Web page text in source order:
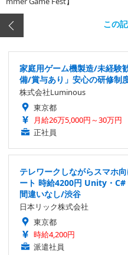
この
家庭用ゲーム機製造/未経験
備/賞与あり」安心の研修制
株式会社Luminous
東京都
月給26万5,000円～30万円
正社員
テレワークしながらスマホ
ート 時給4200円 Unity・C#
間違いなし/渋谷
日本リック株式会社
東京都
時給4,200円
派遣社員